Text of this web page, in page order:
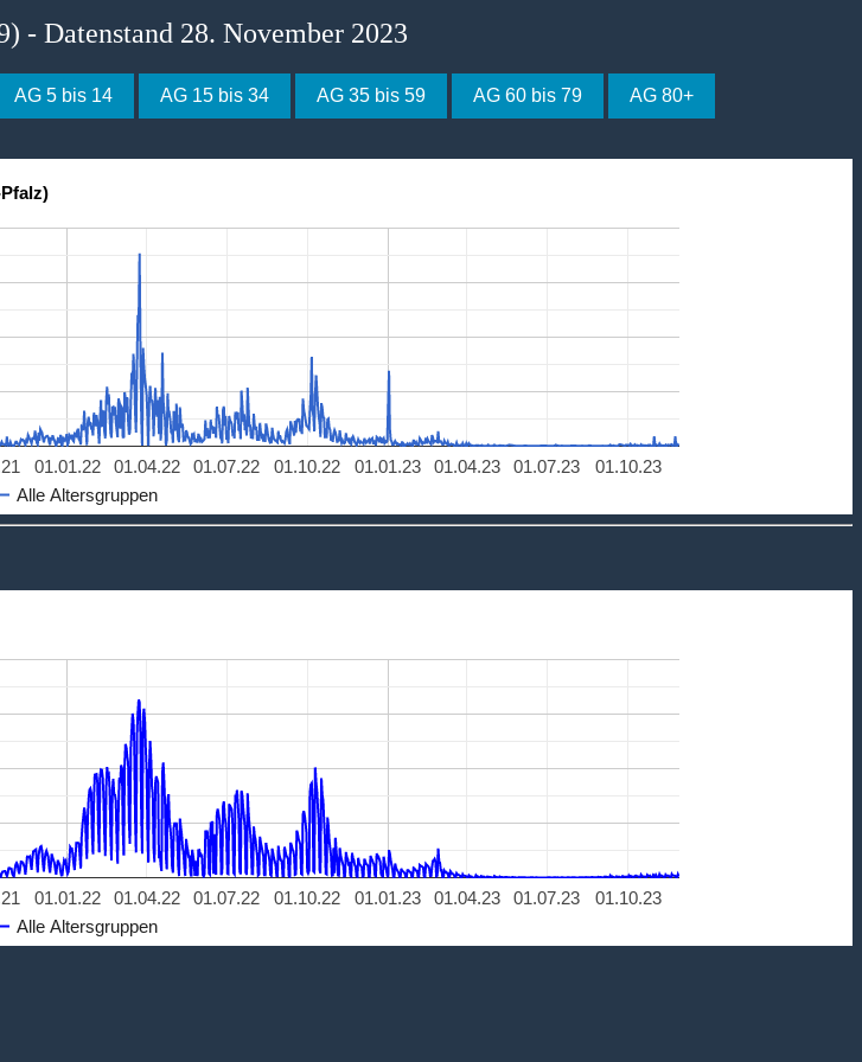
- Datenstand 28. November 2023
AG 5 bis 14 AG 15 bis 34 AG 35 bis 59 AG 60 bis 79 AG 80+
Alle Altersgruppen
01.01.22 01.01.23
01.04.22 01.07.22 01.10.22 01.04.23 01.07.23 01.10.23
Alle Altersgruppen
01.01.22 01.01.23
01.04.22 01.07.22 01.10.22 01.04.23 01.07.23 01.10.23